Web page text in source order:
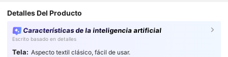
Detalles Del Producto
Características de la inteligencia artificial
Escrito basado en detalles
Tela: Aspecto textil clásico, fácil de usar.